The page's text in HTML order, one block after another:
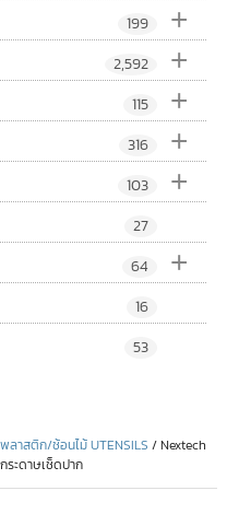
+
199
+
2,592
+
115
+
316
+
103
27
+
64
16
53
ลาสติก/ช้อนไม้ UTENSILS / Nextech
ะดาษเช็ดปาก